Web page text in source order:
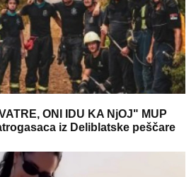
ONI IDU KA NjOJ" MUP
iz Deliblatske peščare